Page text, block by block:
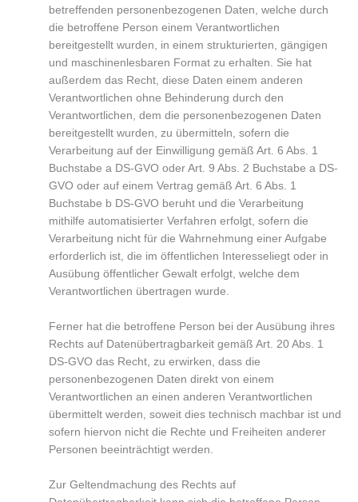
betreffenden personenbezogenen Daten, welche durch
die betroffene Person einem Verantwortlichen
bereitgestellt wurden, in einem strukturierten, gängigen
und maschinenlesbaren Format zu erhalten. Sie hat
außerdem das Recht, diese Daten einem anderen
Verantwortlichen ohne Behinderung durch den
Verantwortlichen, dem die personenbezogenen Daten
bereitgestellt wurden, zu übermitteln, sofern die
Verarbeitung auf der Einwilligung gemäß Art. 6 Abs. 1
Buchstabe a DS-GVO oder Art. 9 Abs. 2 Buchstabe a DS-
GVO oder auf einem Vertrag gemäß Art. 6 Abs. 1
Buchstabe b DS-GVO beruht und die Verarbeitung
mithilfe automatisierter Verfahren erfolgt, sofern die
Verarbeitung nicht für die Wahrnehmung einer Aufgabe
erforderlich ist, die im öffentlichen Interesseliegt oder in
Ausübung öffentlicher Gewalt erfolgt, welche dem
Verantwortlichen übertragen wurde.
Ferner hat die betroffene Person bei der Ausübung ihres
Rechts auf Datenübertragbarkeit gemäß Art. 20 Abs. 1
DS-GVO das Recht, zu erwirken, dass die
personenbezogenen Daten direkt von einem
Verantwortlichen an einen anderen Verantwortlichen
übermittelt werden, soweit dies technisch machbar ist und
sofern hiervon nicht die Rechte und Freiheiten anderer
Personen beeinträchtigt werden.
Zur Geltendmachung des Rechts auf